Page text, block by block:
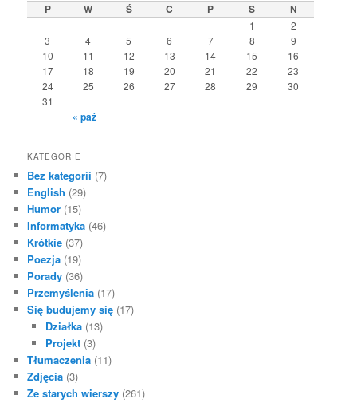
P W Ś C P S N
1
2
3
4 5 6 7 8
9
10
11 12 13 14 15
16
17
18 19 20 21 22
23
24
25 26 27 28 29
30
31
« paź
KATEGORIE
Bez kategorii (7)
English (29)
Humor (15)
Informatyka (46)
Krótkie (37)
Poezja (19)
Porady (36)
Przemyślenia (17)
Się budujemy się (17)
Działka(13)
Projekt(3)
Tłumaczenia (11)
Zdjęcia (3)
Ze starych wierszy (261)